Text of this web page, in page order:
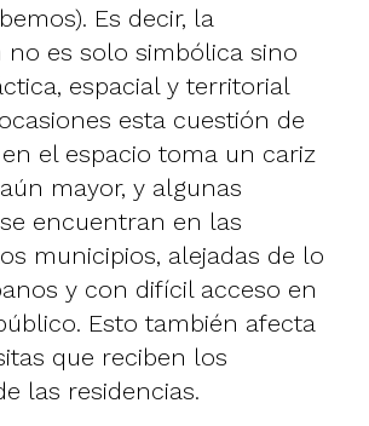
Es decir, la
no es solo simbólica sino
espacial y territorial
esta cuestión de
el espacio toma un cariz
mayor, y algunas
encuentran en las
municipios, alejadas de lo
y con difícil acceso en
Esto también afecta
que reciben los
las residencias.